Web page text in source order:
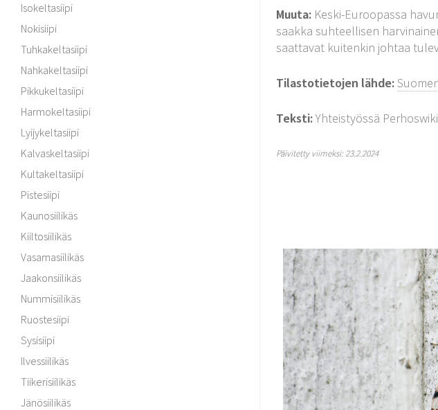
Isokeltasiipi
Nokisiipi
Tuhkakeltasiipi
Nahkakeltasiipi
Pikkukeltasiipi
Harmokeltasiipi
Lyijykeltasiipi
Kalvaskeltasiipi
Kultakeltasiipi
Pistesiipi
Kaunosiilikäs
Kiiltosiilikäs
Vasamasiilikäs
Jaakonsiilikäs
Nummisiilikäs
Ruostesiipi
Sysisiipi
Ilvessiilikäs
Tiikerisiilikäs
Jänösiilikäs
Muuta: Keski-Euroopassa
saakka suhteellisen
saattavat kuitenkin johtaa
Tilastotietojen lähde:
Teksti:Yhteistyössä
Päivitetty viimeksi: 23.2.2024